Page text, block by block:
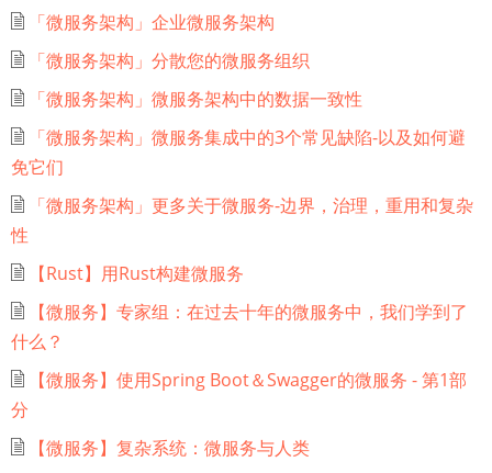
「微服务架构」企业微服务架构
「微服务架构」分散您的微服务组织
「微服务架构」微服务架构中的数据一致性
「微服务架构」微服务集成中的3个常见缺陷-以及如何避
免它们
「微服务架构」更多关于微服务-边界，治理，重用和复杂
性
【Rust】用Rust构建微服务
【微服务】专家组：在过去十年的微服务中，我们学到了
什么？
【微服务】使用Spring Boot＆Swagger的微服务 - 第1部
分
【微服务】复杂系统：微服务与人类